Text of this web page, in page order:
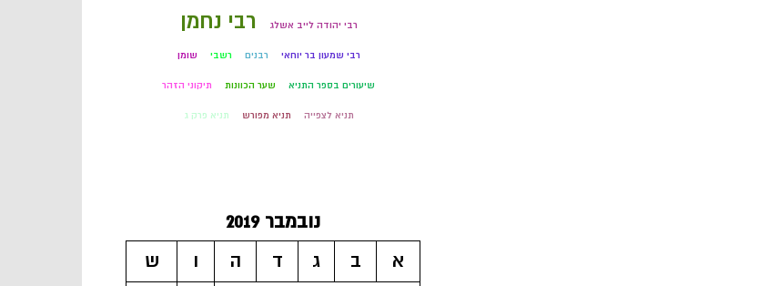
רבי יהודה לייב אשלג רבי נחמן
רבי שמעון בר יוחאי רבנים רשבי שומן
שיעורים בספר התניא שער הכוונות תיקוני הזהר
תניא לצפייה תניא מפורש תניא פרק ג
נובמבר 2019
א
ב ג ד ה ו
ש